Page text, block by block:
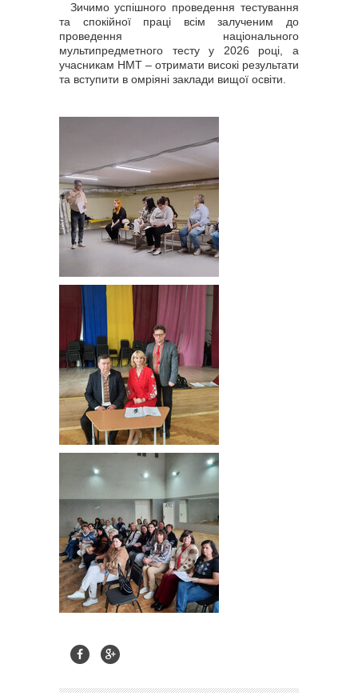
Зичимо успішного проведення тестування
та спокійної праці всім залученим до
проведення національного
мультипредметного тесту у 2026 році, а
учасникам НМТ – отримати високі результати
та вступити в омріяні заклади вищої освіти.